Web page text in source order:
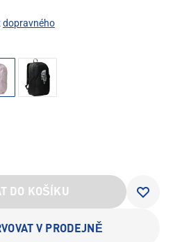
dopravného
DO KOŠÍKU
V PRODEJNĚ